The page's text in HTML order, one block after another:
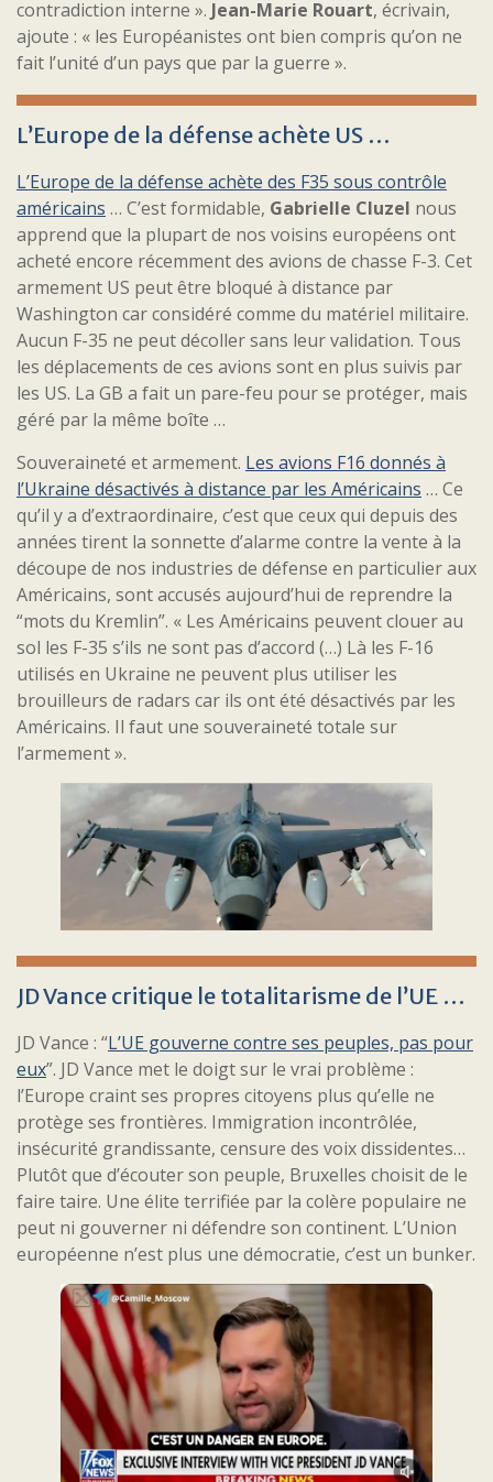
contradiction interne ». Jean-Marie Rouart, écrivain,
ajoute : « les Européanistes ont bien compris qu’on ne
fait l’unité d’un pays que par la guerre ».
L’Europe de la défense achète US …
L’Europe de la défense achète des F35 sous contrôle
américains … C’est formidable, Gabrielle Cluzel nous
apprend que la plupart de nos voisins européens ont
acheté encore récemment des avions de chasse F-3. Cet
armement US peut être bloqué à distance par
Washington car considéré comme du matériel militaire.
Aucun F-35 ne peut décoller sans leur validation. Tous
les déplacements de ces avions sont en plus suivis par
les US. La GB a fait un pare-feu pour se protéger, mais
géré par la même boîte …
Souveraineté et armement. Les avions F16 donnés à
l’Ukraine désactivés à distance par les Américains … Ce
qu’il y a d’extraordinaire, c’est que ceux qui depuis des
années tirent la sonnette d’alarme contre la vente à la
découpe de nos industries de défense en particulier aux
Américains, sont accusés aujourd’hui de reprendre la
“mots du Kremlin”. « Les Américains peuvent clouer au
sol les F-35 s’ils ne sont pas d’accord (…) Là les F-16
utilisés en Ukraine ne peuvent plus utiliser les
brouilleurs de radars car ils ont été désactivés par les
Américains. Il faut une souveraineté totale sur
l’armement ».
JD Vance critique le totalitarisme de l’UE …
JD Vance : “L’UE gouverne contre ses peuples, pas pour
eux”. JD Vance met le doigt sur le vrai problème :
l’Europe craint ses propres citoyens plus qu’elle ne
protège ses frontières. Immigration incontrôlée,
insécurité grandissante, censure des voix dissidentes…
Plutôt que d’écouter son peuple, Bruxelles choisit de le
faire taire. Une élite terrifiée par la colère populaire ne
peut ni gouverner ni défendre son continent. L’Union
européenne n’est plus une démocratie, c’est un bunker.